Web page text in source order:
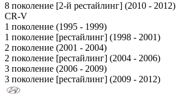
8 поколение [2-й рестайлинг] (2010 - 2012)
CR-V
1 поколение (1995 - 1999)
1 поколение [рестайлинг] (1998 - 2001)
2 поколение (2001 - 2004)
2 поколение [рестайлинг] (2004 - 2006)
3 поколение (2006 - 2009)
3 поколение [рестайлинг] (2009 - 2012)